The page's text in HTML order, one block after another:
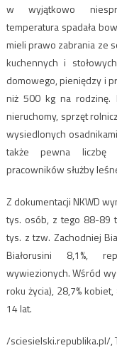
w wyjątkowo
temperatura spadała
mieli prawo zabrania ze
kuchennych i
domowego, pieniędzy i
niż 500 kg na rodzinę.
nieruchomy, sprzęt
wysiedlonych
także pewna liczbę
pracowników służby
Z dokumentacji NKWD
tys. osób, z tego 88-89
tys. z tzw. Zachodniej
Białorusini 8,1%,
wywiezionych. Wśród
roku życia), 28,7%
14 lat.
/sciesielski.republika.pl/,